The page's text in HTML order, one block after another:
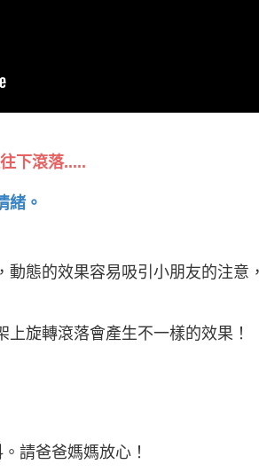
下滾落.....
緒。
態的效果容易吸引小朋友的注意
旋轉滾落會產生不一樣的效果！
請爸爸媽媽放心！